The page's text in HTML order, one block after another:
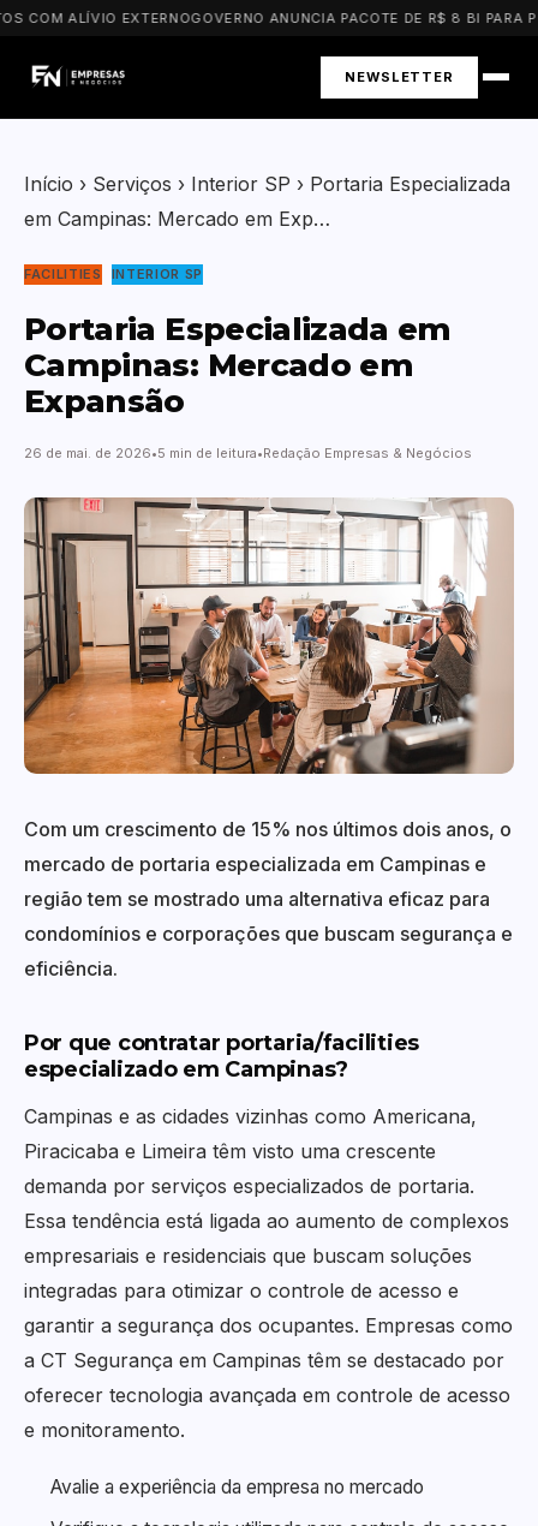
ALÍVIO EXTERNOGOVERNO ANUNCIA PACOTE DE R$ 8 BI PARA
NEWSLETTER
Início › Serviços › Interior SP › Portaria Especializada
em Campinas: Mercado em Exp…
FACILITIES INTERIOR SP
Portaria Especializada em
Campinas: Mercado em
Expansão
26 de mai. de 2026 5 min de leitura Redação Empresas & Negócios
Com um crescimento de 15% nos últimos dois anos, o
mercado de portaria especializada em Campinas e
região tem se mostrado uma alternativa eficaz para
condomínios e corporações que buscam segurança e
eficiência.
Por que contratar portaria/facilities
especializado em Campinas?
Campinas e as cidades vizinhas como Americana,
Piracicaba e Limeira têm visto uma crescente
demanda por serviços especializados de portaria.
Essa tendência está ligada ao aumento de complexos
empresariais e residenciais que buscam soluções
integradas para otimizar o controle de acesso e
garantir a segurança dos ocupantes. Empresas como
a CT Segurança em Campinas têm se destacado por
oferecer tecnologia avançada em controle de acesso
e monitoramento.
Avalie a experiência da empresa no mercado